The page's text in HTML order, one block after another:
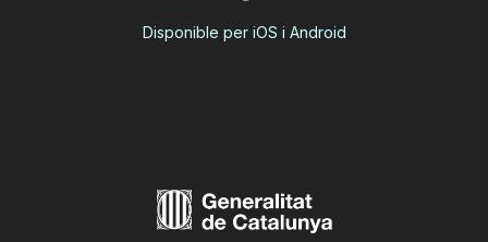
Disponible per iOS i Android